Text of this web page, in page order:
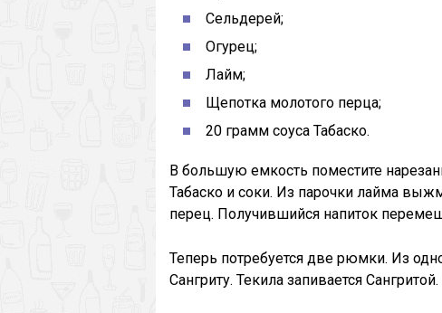
Сельдерей;
Огурец;
Лайм;
Щепотка молотого перца;
20 грамм соуса Табаско.
В большую емкость поместите
Табаско и соки. Из парочки лайма
перец. Получившийся напиток
Теперь потребуется две рюмки. Из
Сангриту. Текила запивается Сангритой.